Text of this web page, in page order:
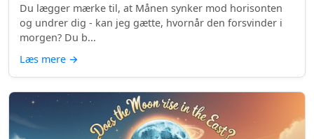
Du lægger mærke til, at Månen synker mod horisonten
og undrer dig - kan jeg gætte, hvornår den forsvinder i
morgen? Du b...
Læs mere →